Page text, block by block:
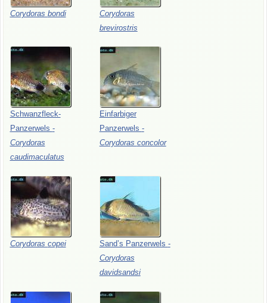
Corydoras bondi
Corydoras
brevirostris
Schwanzfleck-
Panzerwels -
Corydoras
caudimaculatus
Einfarbiger
Panzerwels -
Corydoras concolor
Corydoras copei Sand’s Panzerwels -
Corydoras
davidsandsi